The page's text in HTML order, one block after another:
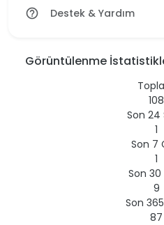
help_outline Destek & Yardım
Görüntülenme
108
Son 24
1
Son 7
1
Son 30
9
Son
87